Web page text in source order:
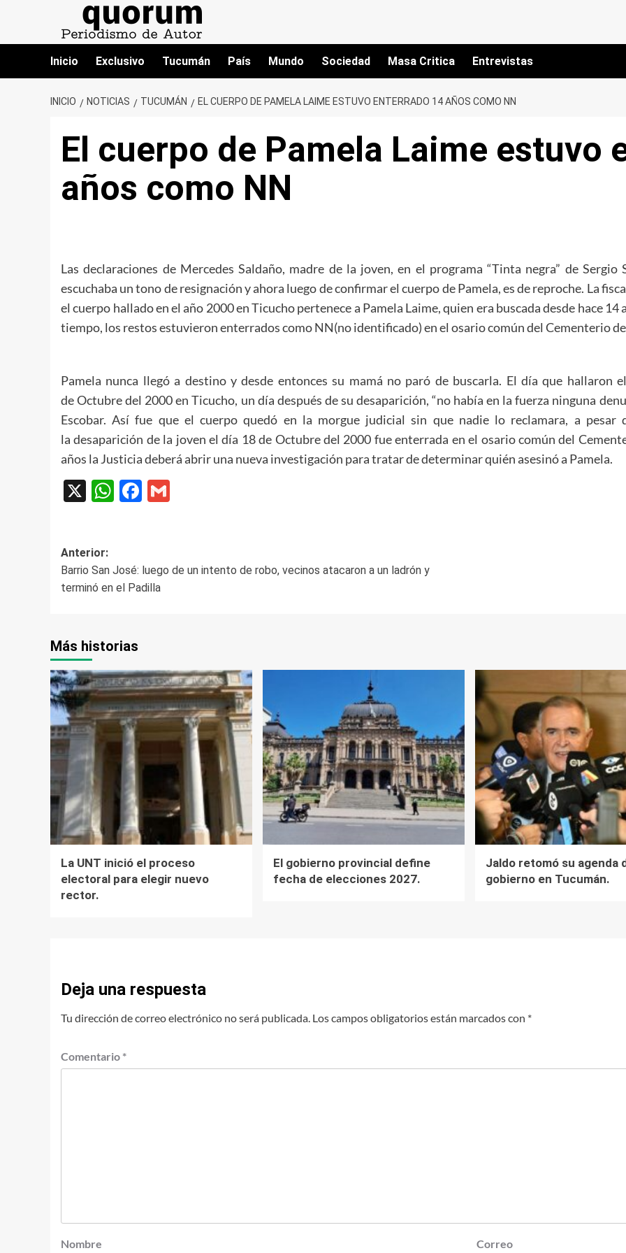
contenido
Inicio
Exclusivo Tucumán País Mundo Sociedad Masa Critica Entrevistas
INICIO NOTICIAS TUCUMÁN EL CUERPO DE PAMELA LAIME ESTUVO ENTERRADO 14 AÑOS COMO NN
El cuerpo de Pamela Laime estuvo
años como NN
Las declaraciones de Mercedes Saldaño, madre de la joven, en el programa “Tinta negra” de Sergio
escuchaba un tono de resignación y ahora luego de confirmar el cuerpo de Pamela, es de reproche. La
el cuerpo hallado en el año 2000 en Ticucho pertenece a Pamela Laime, quien era buscada desde hace
tiempo, los restos estuvieron enterrados como NN(no identificado) en el osario común del Cementerio
Pamela nunca llegó a destino y desde entonces su mamá no paró de buscarla. El día que hallaron
deOctubredel 2000 en Ticucho, un día después de su desaparición, “no había en la fuerza ninguna
Escobar. Así fue que el cuerpo quedó en la morgue judicial sin que nadie lo reclamara, a
ladesaparición de la joven el día 18 de Octubre del 2000 fue enterrada en el osario común del
años la Justicia deberá abrir una nueva investigación para tratar de determinar quién asesinó a Pamela.
X WhatsApp
Facebook
Navegación
de
Anterior:
Barrio San José: luego de un intento de robo, vecinos atacaron a un ladrón y
terminó en el Padilla
Más historias
La UNT inició el proceso
electoral para elegir nuevo
rector.
El gobierno provincial define
fecha de elecciones 2027.
Jaldo retomó su agenda
gobierno en Tucumán.
Deja una respuesta
Tu dirección de correo electrónico no será publicada. Los campos obligatorios están marcados con *
Comentario *
Nombre Correo